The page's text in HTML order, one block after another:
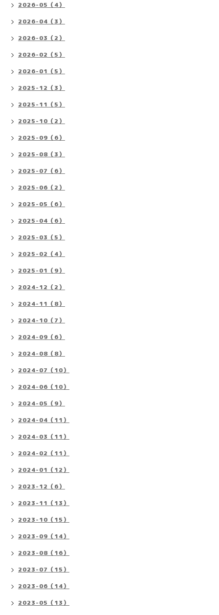
2026-05（4）
2026-04（3）
2026-03（2）
2026-02（5）
2026-01（5）
2025-12（3）
2025-11（5）
2025-10（2）
2025-09（6）
2025-08（3）
2025-07（6）
2025-06（2）
2025-05（6）
2025-04（6）
2025-03（5）
2025-02（4）
2025-01（9）
2024-12（2）
2024-11（8）
2024-10（7）
2024-09（6）
2024-08（8）
2024-07（10）
2024-06（10）
2024-05（9）
2024-04（11）
2024-03（11）
2024-02（11）
2024-01（12）
2023-12（6）
2023-11（13）
2023-10（15）
2023-09（14）
2023-08（16）
2023-07（15）
2023-06（14）
2023-05（13）